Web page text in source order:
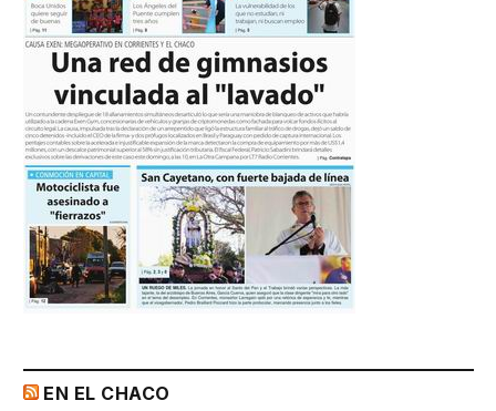
EN EL CHACO